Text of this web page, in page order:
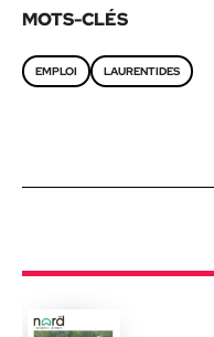
MOTS-CLÉS
EMPLOI LAURENTIDES